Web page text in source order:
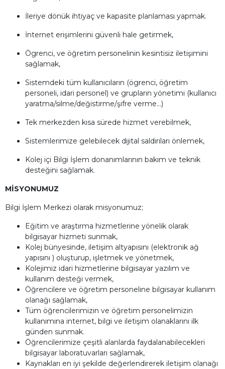
İleriye dönük ihtiyaç ve kapasite planlaması yapmak.
İnternet erişimlerini güvenli hale getirmek,
Ögrenci, ve öğretim personelinin kesintisiz iletişimini
sağlamak,
Sistemdeki tüm kullanıcıların (ögrenci, öğretim
personeli, idari personel) ve grupların yönetimi (kullanıcı
yaratma/silme/değistirme/şifre verme...)
Tek merkezden kısa sürede hizmet verebilmek,
Sistemlerimize gelebilecek dijital saldırıları önlemek,
Kolej içi Bilgi İşlem donanımlarının bakım ve teknik
desteğini sağlamak.
MİSYONUMUZ
Bilgi İşlem Merkezi olarak misyonumuz;
Eğitim ve araştırma hizmetlerine yönelik olarak
bilgisayar hizmeti sunmak,
Kolej bünyesinde, iletişim altyapısını (elektronik ağ
yapısını ) oluşturup, işletmek ve yönetmek,
Kolejimiz idari hizmetlerine bilgisayar yazılım ve
kullanım desteği vermek,
Öğrencilere ve öğretim personeline bilgisayar kullanım
olanağı sağlamak,
Tüm öğrencilerimizin ve öğretim personelimizin
kullanımına internet, bilgi ve iletişim olanaklarını ilk
günden sunmak.
Öğrencilerimize çeşitli alanlarda faydalanabilecekleri
bilgisayar laboratuvarları sağlamak,
Kaynakları en iyi şekilde değerlendirerek iletişim olanağı